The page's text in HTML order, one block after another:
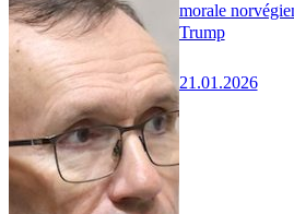
morale
Trump
21.01.2026